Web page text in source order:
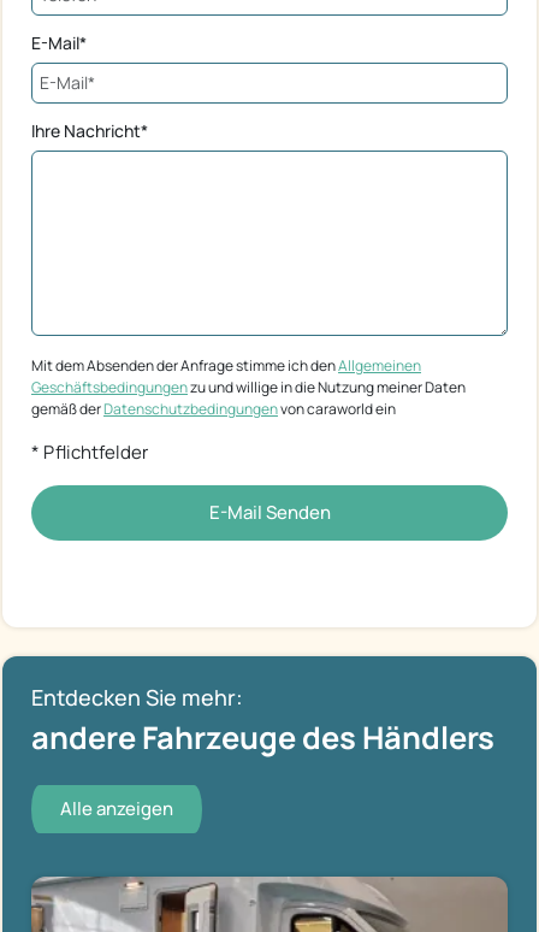
E-Mail*
Ihre Nachricht*
Mit dem Absenden der Anfrage stimme ich denAllgemeinen
Geschäftsbedingungenzu und willige in die Nutzung meiner Daten
gemäß derDatenschutzbedingungenvon caraworld ein
* Pflichtfelder
E-Mail Senden
Entdecken Sie mehr:
andere Fahrzeuge des Händlers
Alle anzeigen